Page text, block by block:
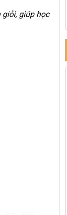
giỏi, giúp học